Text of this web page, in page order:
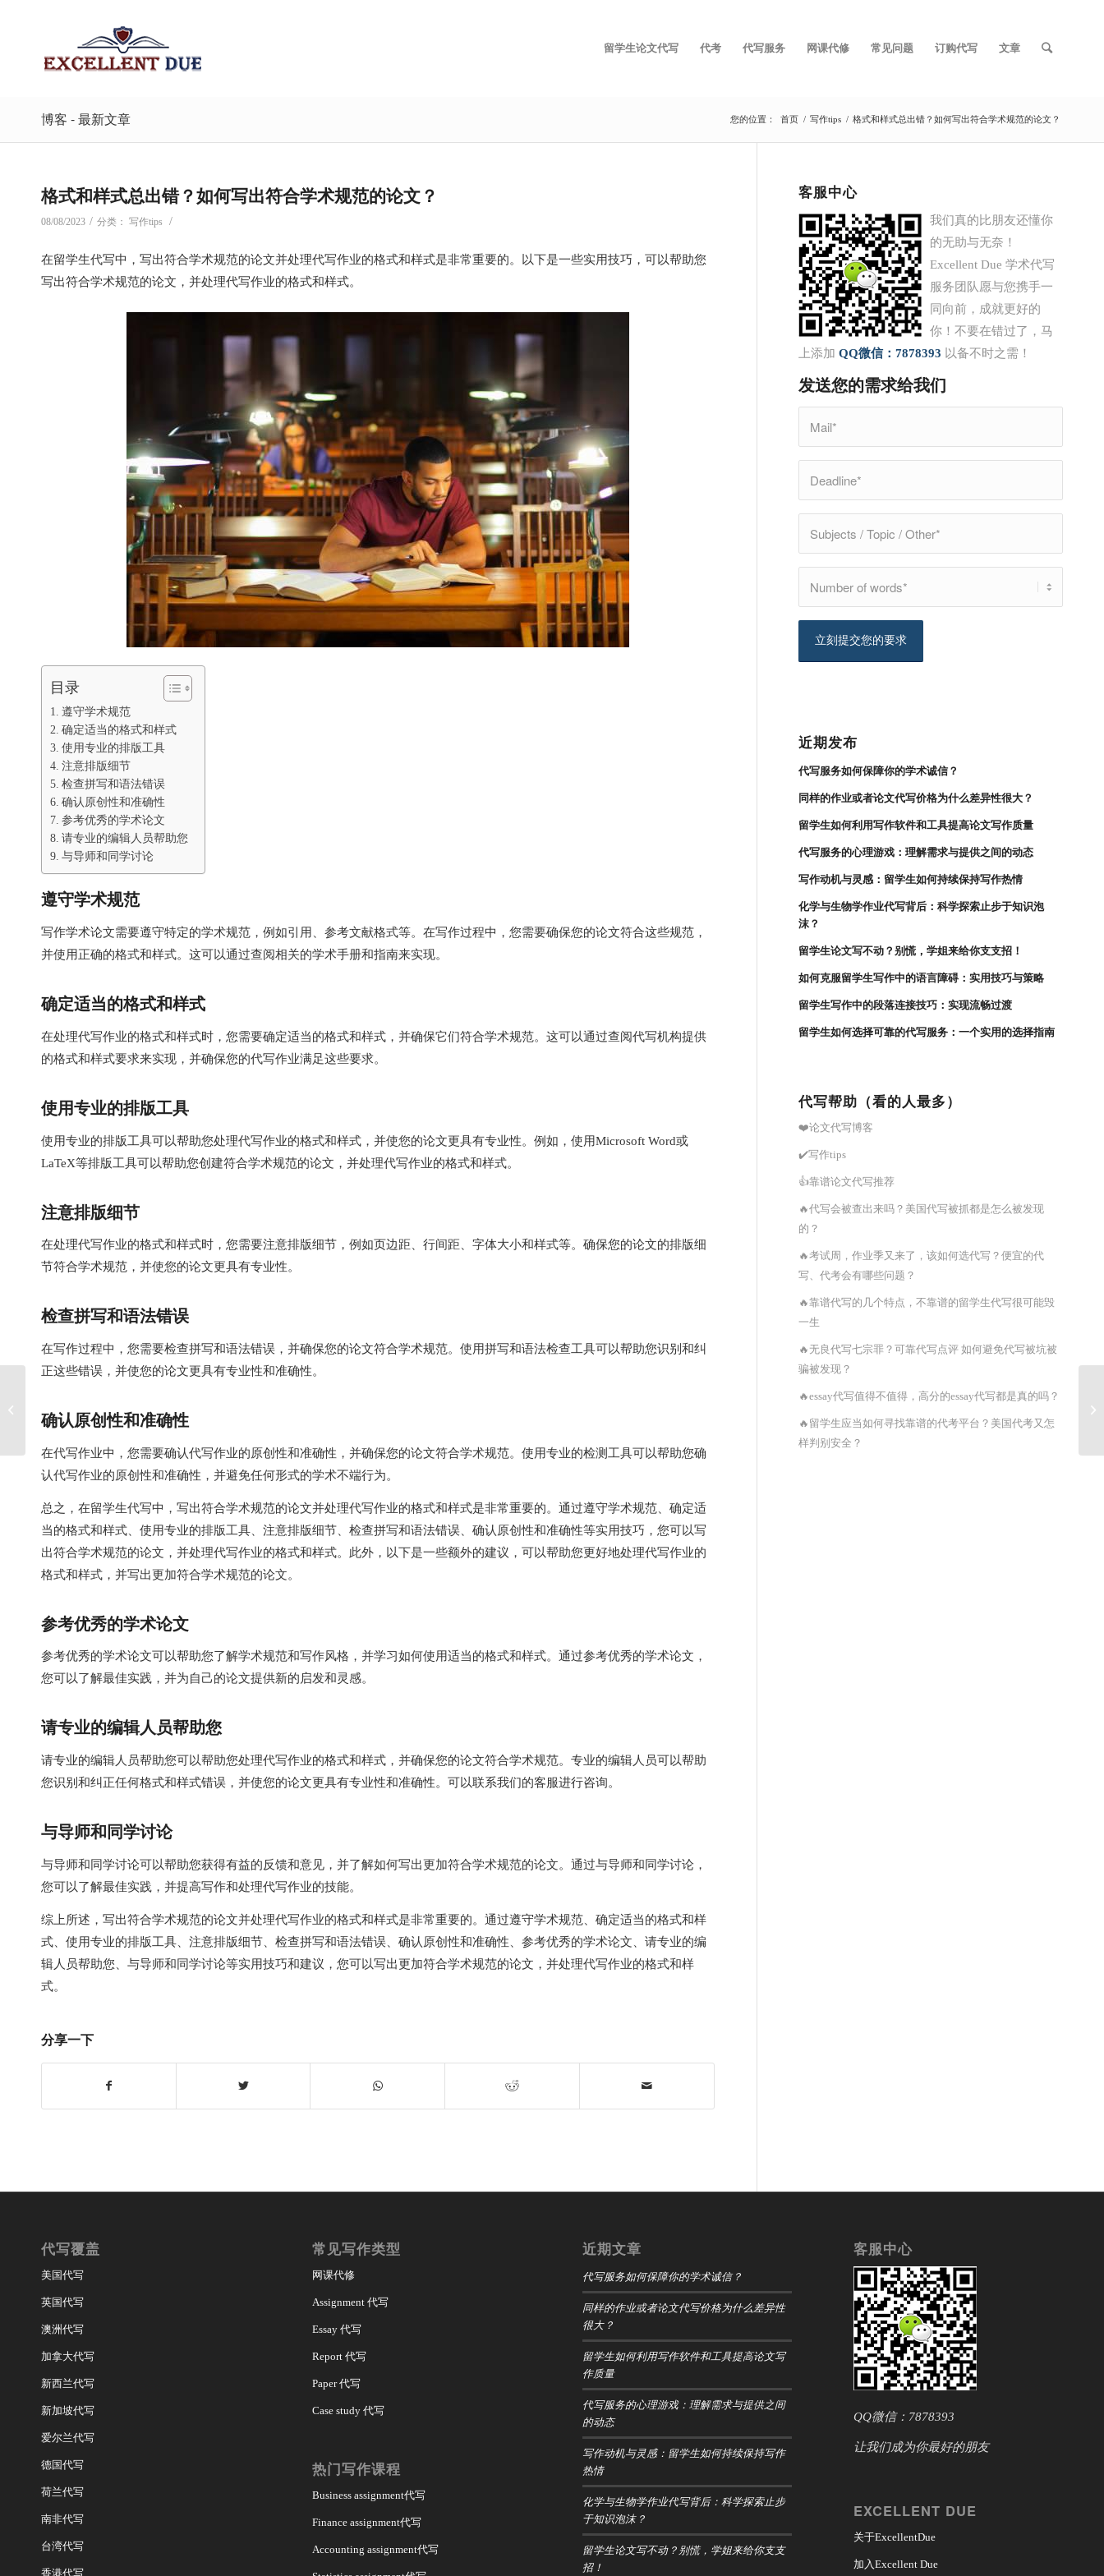
留学生论文代写 代考 代写服务 网课代修 常见问题 订购代写 文章
博客 - 最新文章 您的位置： 首页 / 写作tips / 格式和样式总出错？如何写出符合学术规范的论文？
格式和样式总出错？如何写出符合学术规范的论文？
08/08/2023 / 分类： 写作tips /
在留学生代写中，写出符合学术规范的论文并处理代写作业的格式和样式是非常重要的。以下是一些实用技巧，可以帮助您
写出符合学术规范的论文，并处理代写作业的格式和样式。
目录
遵守学术规范
确定适当的格式和样式
使用专业的排版工具
注意排版细节
检查拼写和语法错误
确认原创性和准确性
参考优秀的学术论文
请专业的编辑人员帮助您
与导师和同学讨论
遵守学术规范
写作学术论文需要遵守特定的学术规范，例如引用、参考文献格式等。在写作过程中，您需要确保您的论文符合这些规范，
并使用正确的格式和样式。这可以通过查阅相关的学术手册和指南来实现。
确定适当的格式和样式
在处理代写作业的格式和样式时，您需要确定适当的格式和样式，并确保它们符合学术规范。这可以通过查阅代写机构提供
的格式和样式要求来实现，并确保您的代写作业满足这些要求。
使用专业的排版工具
使用专业的排版工具可以帮助您处理代写作业的格式和样式，并使您的论文更具有专业性。例如，使用Microsoft Word或
LaTeX等排版工具可以帮助您创建符合学术规范的论文，并处理代写作业的格式和样式。
注意排版细节
在处理代写作业的格式和样式时，您需要注意排版细节，例如页边距、行间距、字体大小和样式等。确保您的论文的排版细
节符合学术规范，并使您的论文更具有专业性。
检查拼写和语法错误
在写作过程中，您需要检查拼写和语法错误，并确保您的论文符合学术规范。使用拼写和语法检查工具可以帮助您识别和纠
正这些错误，并使您的论文更具有专业性和准确性。
确认原创性和准确性
在代写作业中，您需要确认代写作业的原创性和准确性，并确保您的论文符合学术规范。使用专业的检测工具可以帮助您确
认代写作业的原创性和准确性，并避免任何形式的学术不端行为。
总之，在留学生代写中，写出符合学术规范的论文并处理代写作业的格式和样式是非常重要的。通过遵守学术规范、确定适
当的格式和样式、使用专业的排版工具、注意排版细节、检查拼写和语法错误、确认原创性和准确性等实用技巧，您可以写
出符合学术规范的论文，并处理代写作业的格式和样式。此外，以下是一些额外的建议，可以帮助您更好地处理代写作业的
格式和样式，并写出更加符合学术规范的论文。
参考优秀的学术论文
参考优秀的学术论文可以帮助您了解学术规范和写作风格，并学习如何使用适当的格式和样式。通过参考优秀的学术论文，
您可以了解最佳实践，并为自己的论文提供新的启发和灵感。
请专业的编辑人员帮助您
请专业的编辑人员帮助您可以帮助您处理代写作业的格式和样式，并确保您的论文符合学术规范。专业的编辑人员可以帮助
您识别和纠正任何格式和样式错误，并使您的论文更具有专业性和准确性。可以联系我们的客服进行咨询。
与导师和同学讨论
与导师和同学讨论可以帮助您获得有益的反馈和意见，并了解如何写出更加符合学术规范的论文。通过与导师和同学讨论，
您可以了解最佳实践，并提高写作和处理代写作业的技能。
综上所述，写出符合学术规范的论文并处理代写作业的格式和样式是非常重要的。通过遵守学术规范、确定适当的格式和样
式、使用专业的排版工具、注意排版细节、检查拼写和语法错误、确认原创性和准确性、参考优秀的学术论文、请专业的编
辑人员帮助您、与导师和同学讨论等实用技巧和建议，您可以写出更加符合学术规范的论文，并处理代写作业的格式和样
式。
分享一下
客服中心
我们真的比朋友还懂你
的无助与无奈！
Excellent Due 学术代写
服务团队愿与您携手一
同向前，成就更好的
你！不要在错过了，马
上添加 QQ微信：7878393 以备不时之需！
发送您的需求给我们
近期发布
代写服务如何保障你的学术诚信？
同样的作业或者论文代写价格为什么差异性很大？
留学生如何利用写作软件和工具提高论文写作质量
代写服务的心理游戏：理解需求与提供之间的动态
写作动机与灵感：留学生如何持续保持写作热情
化学与生物学作业代写背后：科学探索止步于知识泡
沫？
留学生论文写不动？别慌，学姐来给你支支招！
如何克服留学生写作中的语言障碍：实用技巧与策略
留学生写作中的段落连接技巧：实现流畅过渡
留学生如何选择可靠的代写服务：一个实用的选择指南
代写帮助（看的人最多）
❤️论文代写博客
✔️写作tips
👍靠谱论文代写推荐
🔥代写会被查出来吗？美国代写被抓都是怎么被发现
的？
🔥考试周，作业季又来了，该如何选代写？便宜的代
写、代考会有哪些问题？
🔥靠谱代写的几个特点，不靠谱的留学生代写很可能毁
一生
🔥无良代写七宗罪？可靠代写点评 如何避免代写被坑被
骗被发现？
🔥essay代写值得不值得，高分的essay代写都是真的吗？
🔥留学生应当如何寻找靠谱的代考平台？美国代考又怎
样判别安全？
代写覆盖
美国代写
英国代写
澳洲代写
加拿大代写
新西兰代写
新加坡代写
爱尔兰代写
德国代写
荷兰代写
南非代写
台湾代写
香港代写
常见写作类型
网课代修
Assignment 代写
Essay 代写
Report 代写
Paper 代写
Case study 代写
热门写作课程
Business assignment代写
Finance assignment代写
Accounting assignment代写
近期文章
代写服务如何保障你的学术诚信？
同样的作业或者论文代写价格为什么差异性
很大？
留学生如何利用写作软件和工具提高论文写
作质量
代写服务的心理游戏：理解需求与提供之间
的动态
写作动机与灵感：留学生如何持续保持写作
热情
化学与生物学作业代写背后：科学探索止步
于知识泡沫？
留学生论文写不动？别慌，学姐来给你支支
招！
客服中心
QQ微信：7878393
让我们成为你最好的朋友
EXCELLENT DUE
关于ExcellentDue
加入Excellent Due
价格及注意事项，避免
陷阱